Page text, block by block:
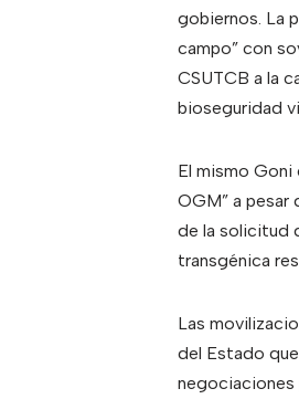
gobiernos. La
campo” con
CSUTCB a la
bioseguridad
El mismo Goni
OGM” a pesar
de la solicitud
transgénica
Las
del Estado
negociaciones